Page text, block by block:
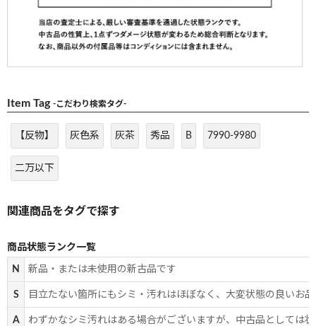
Item Tag -こだわり検索タグ-
【反物】 灰色系 灰茶 秀品 B 7990-9980
二万以下
商品状態ランク一覧
N 新品・または未使用の新古品です
S 目立たない箇所にもシミ・汚れはほぼなく、大変状態の良いお
A わずかなシミ汚れはある場合がございますが、中古品としては